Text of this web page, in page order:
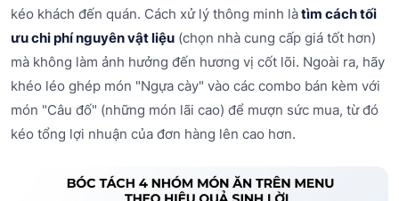
kéo khách đến quán. Cách xử lý thông minh làtìm cách tối
ưu chi phí nguyên vật liệu (chọn nhà cung cấp giá tốt hơn)
mà không làm ảnh hưởng đến hương vị cốt lõi. Ngoài ra, hãy
khéo léo ghép món "Ngựa cày" vào các combo bán kèm với
món "Câu đố" (những món lãi cao) để mượn sức mua, từ đó
kéo tổng lợi nhuận của đơn hàng lên cao hơn.